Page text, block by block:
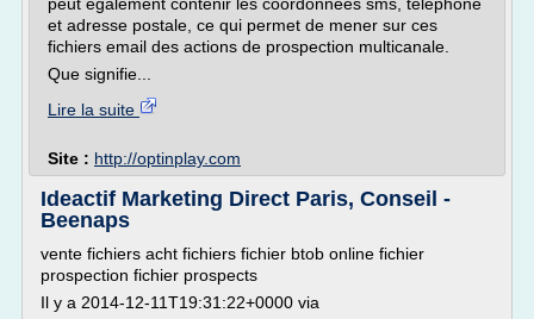
et adresse postale, ce qui permet de mener sur ces
fichiers email des actions de prospection multicanale.
Que signifie...
Lire la suite
Site : http://optinplay.com
Ideactif Marketing Direct Paris, Conseil -
Beenaps
vente fichiers acht fichiers fichier btob online fichier
prospection fichier prospects
Il y a 2014-12-11T19:31:22+0000 via